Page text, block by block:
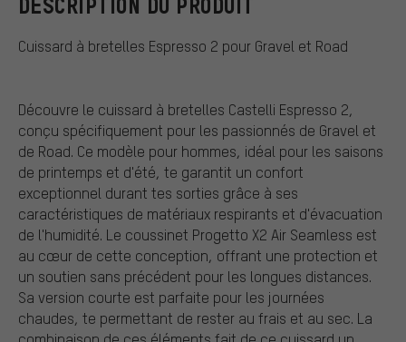
DESCRIPTION DU PRODUIT
Cuissard à bretelles Espresso 2 pour Gravel et Road
Découvre le cuissard à bretelles Castelli Espresso 2,
conçu spécifiquement pour les passionnés de Gravel et
de Road. Ce modèle pour hommes, idéal pour les saisons
de printemps et d'été, te garantit un confort
exceptionnel durant tes sorties grâce à ses
caractéristiques de matériaux respirants et d'évacuation
de l'humidité. Le coussinet Progetto X2 Air Seamless est
au cœur de cette conception, offrant une protection et
un soutien sans précédent pour les longues distances.
Sa version courte est parfaite pour les journées
chaudes, te permettant de rester au frais et au sec. La